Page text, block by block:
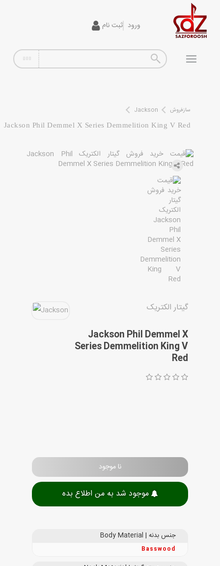
ورود ثبت نام
سیم گیتار
پیانو و کیبورد
تجهیزات استودیویی
دی جی
ساز و ادوات موسیقی
محصولات کارکرده
مقاله ها
سازفروش Jackson
Jackson Phil Demmel X Series Demmelition King V Red
گیتار الکتریک
Jackson Phil Demmel X
Series Demmelition King V
Red
نا موجود
موجود شد به من اطلاع بده
جنس بدنه | Body Material
Basswood